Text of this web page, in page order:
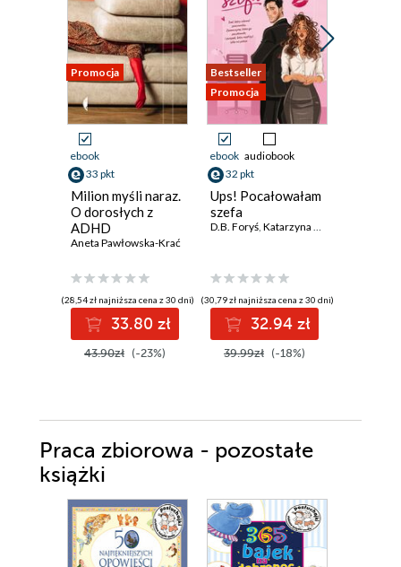
Promocja
ebook
33 pkt
Milion myśli naraz.
O dorosłych z
ADHD
Aneta Pawłowska-Krać
(28,54 zł najniższa cena z 30 dni)
33.80 zł
43.90zł (-23%)
Bestseller
Promocja
ebook audiobook
32 pkt
Ups! Pocałowałam
szefa
D.B. Foryś, Katarzyna Rzepecka
(30,79 zł najniższa cena z 30 dni)
32.94 zł
39.99zł (-18%)
Praca zbiorowa - pozostałe
książki